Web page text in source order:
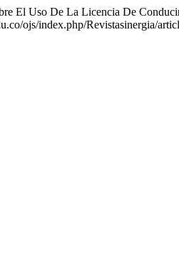
El Uso De La Licencia De
ojs/index.php/Revistasinergia/